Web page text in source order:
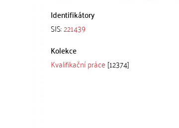
Identifikátory
SIS:221439
Kolekce
Kvalifikační práce [12374]